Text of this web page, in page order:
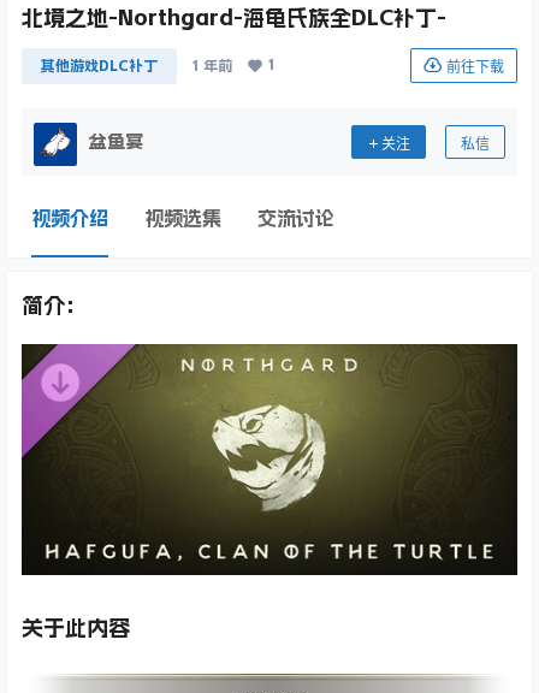
北境之地-Northgard-海龟氏族全DLC补丁-
其他游戏DLC补丁 1 年前 1 前往下载
盆鱼宴 关注 私信
视频介绍 视频选集 交流讨论
简介：
关于此内容